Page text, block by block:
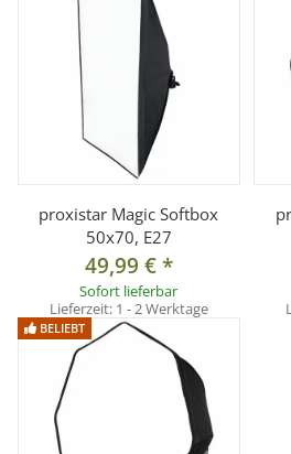
Abmessungen: L x Ø: ca. 130 x 120
Gewicht: ca. 250g
Farbtemperatur Bi-Color: stufenlos
voreingestellt 3200, 4000, 5500°
Betriebsspannung: 100 - 250V AC
Stromverbrauch: 60
Lumen: 3980
Abstrahlwinkel: >120°
Anschluss: E27
mittlere Lebensdauer: ca. 50.000
integrierter Lüfter: Nein
Dimmbar: Ja
Anwendungsbereich: Nur zum
Räumen
proxistar Magic Softbox
50x70, E27
49,99 €*
Sofort lieferbar
Lieferzeit: 1 - 2 Werktage
BELIEBT